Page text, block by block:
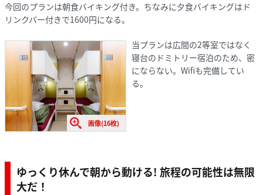
今回のプランは朝食バイキング付き。ちなみに夕食バイキングはド
リンクバー付きで1600円になる。
画像(16枚)
当プランは広間の2等室ではなく
寝台のドミトリー宿泊のため、密
にならない。Wifiも完備してい
る。
ゆっくり休んで朝から動ける! 旅程の可能性は無限
大だ！